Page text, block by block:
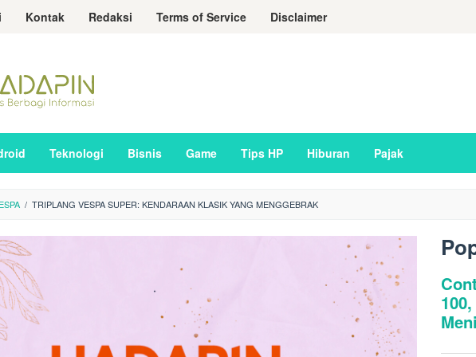
Kontak Redaksi Terms of Service Disclaimer
Teknologi Bisnis Game Tips HP Hiburan Pajak
/ TRIPLANG VESPA SUPER: KENDARAAN KLASIK YANG MENGGEBRAK